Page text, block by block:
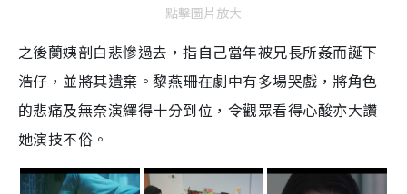
點擊圖片放大
之後蘭姨剖白悲慘過去，指自己當年被兄長所姦而誕下
浩仔，並將其遺棄。黎燕珊在劇中有多場哭戲，將角色
的悲痛及無奈演繹得十分到位，令觀眾看得心酸亦大讚
她演技不俗。